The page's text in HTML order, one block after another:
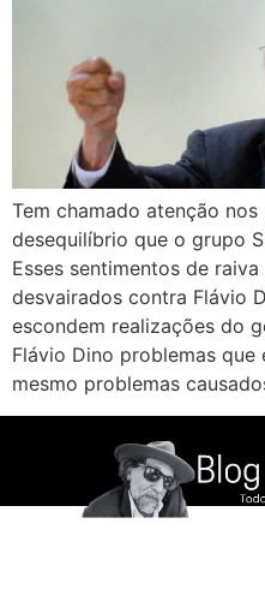
Tem chamado atenção
desequilíbrio que o grupo
Esses sentimentos de
desvairados contra Flávio
escondem realizações do
Flávio Dino problemas que
mesmo problemas